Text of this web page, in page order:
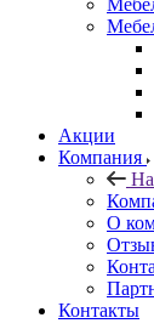
Акции
Компания
О
Контакты